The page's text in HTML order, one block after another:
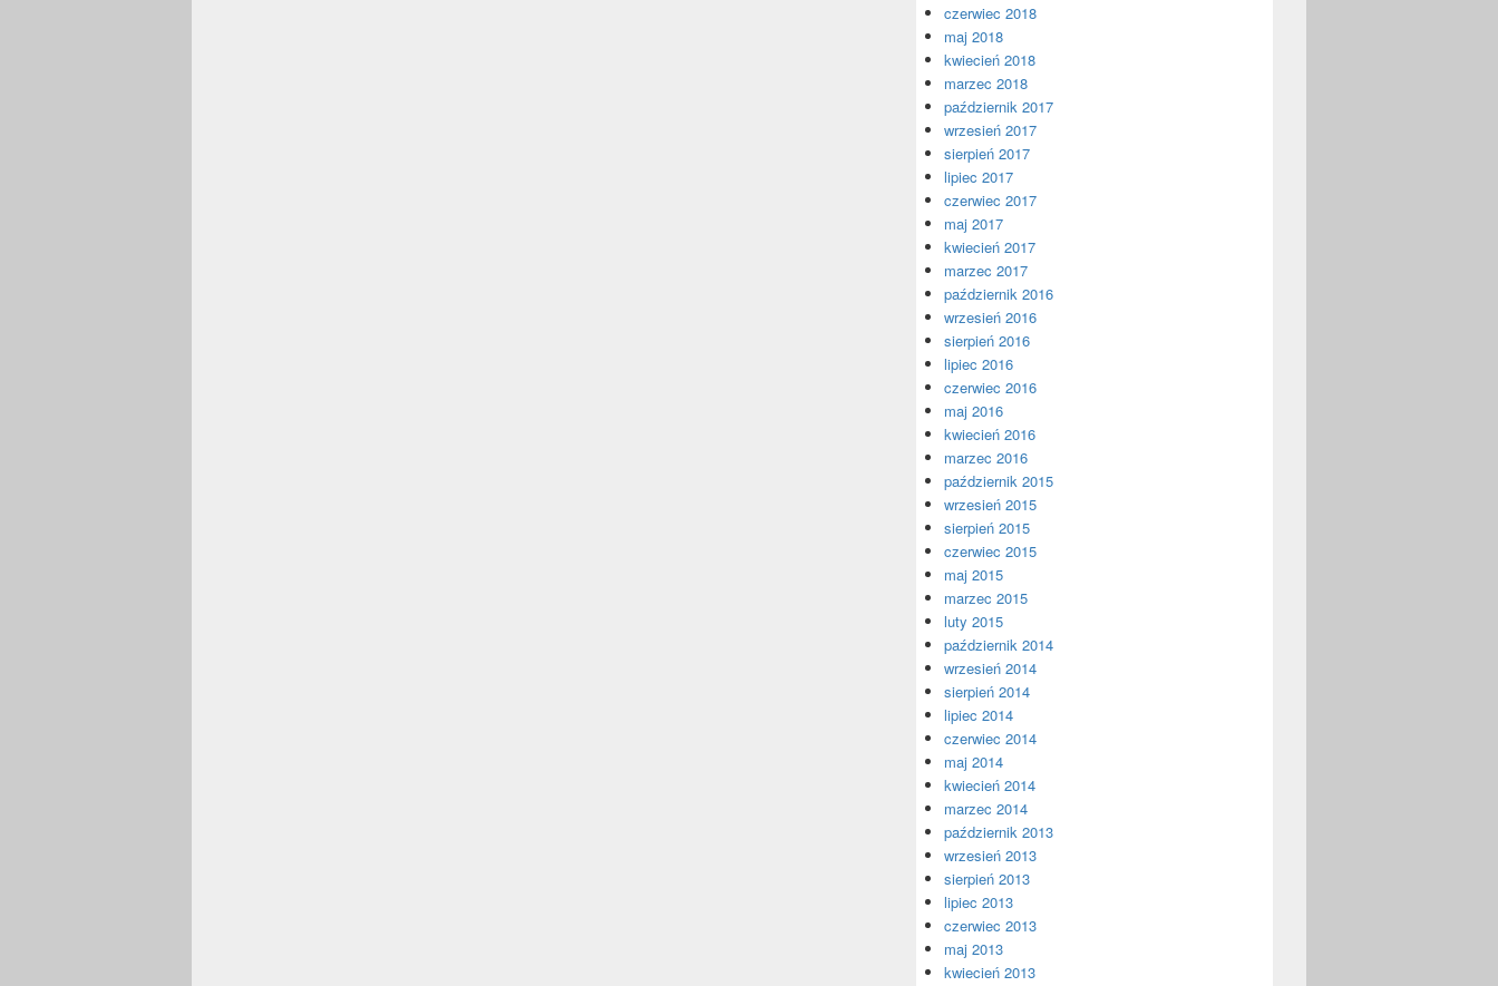
czerwiec 2018
maj 2018
kwiecień 2018
marzec 2018
październik 2017
wrzesień 2017
sierpień 2017
lipiec 2017
czerwiec 2017
maj 2017
kwiecień 2017
marzec 2017
październik 2016
wrzesień 2016
sierpień 2016
lipiec 2016
czerwiec 2016
maj 2016
kwiecień 2016
marzec 2016
październik 2015
wrzesień 2015
sierpień 2015
czerwiec 2015
maj 2015
marzec 2015
luty 2015
październik 2014
wrzesień 2014
sierpień 2014
lipiec 2014
czerwiec 2014
maj 2014
kwiecień 2014
marzec 2014
październik 2013
wrzesień 2013
sierpień 2013
lipiec 2013
czerwiec 2013
maj 2013
kwiecień 2013